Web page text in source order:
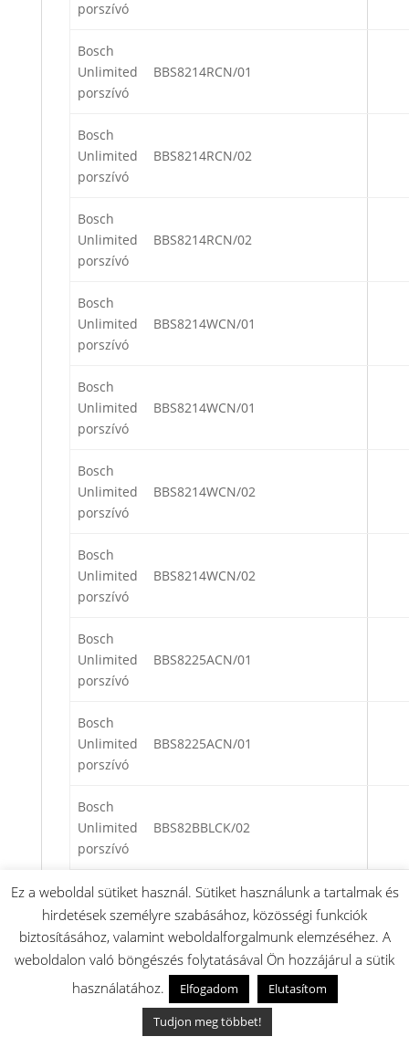
porszívó
Bosch
Unlimited
porszívó
BBS8214RCN/01
Bosch
Unlimited
porszívó
BBS8214RCN/02
Bosch
Unlimited
porszívó
BBS8214RCN/02
Bosch
Unlimited
porszívó
BBS8214WCN/01
Bosch
Unlimited
porszívó
BBS8214WCN/01
Bosch
Unlimited
porszívó
BBS8214WCN/02
Bosch
Unlimited
porszívó
BBS8214WCN/02
Bosch
Unlimited
porszívó
BBS8225ACN/01
Bosch
Unlimited
porszívó
BBS8225ACN/01
Bosch
Unlimited
porszívó
BBS82BBLCK/02
Bosch
Unlimited
porszívó
BBS82BBLCK/02
Unlimited
BBS82BGREY/02
Ez a weboldal sütiket használ. Sütiket használunk a tartalmak és
hirdetések személyre szabásához, közösségi funkciók
biztosításához, valamint weboldalforgalmunk elemzéséhez. A
weboldalon való böngészés folytatásával Ön hozzájárul a sütik
használatához.
Elfogadom
Elutasítom
Tudjon meg többet!